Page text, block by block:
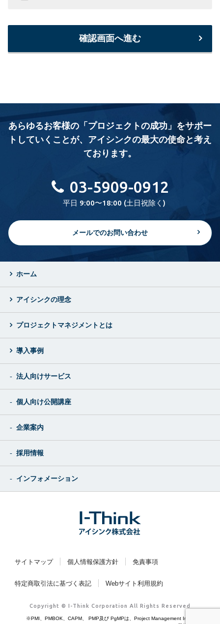
確認画面へ進む
あらゆるお客様の「プロジェクトの成功」をサポー
トしていくことが、 アイシンクの最大の使命と考え
ております。
03-5909-0912
平日 9:00〜18:00 (土日祝除く)
メールでのお問い合わせ
ホーム
アイシンクの理念
プロジェクトマネジメントとは
導入事例
法人向けサービス
個人向け公開講座
企業案内
採用情報
インフォメーション
サイトマップ 個人情報保護方針 免責事項
特定商取引法に基づく表記 Webサイト利用規約
Copyright © I-Think Corporation All Rights Reserved
※PMI、PMBOK、CAPM、 PMP及び PgMPは、Project Management Institute, Inc.